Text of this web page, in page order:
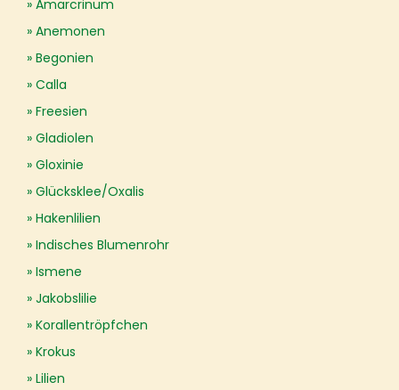
Amarcrinum
Anemonen
Begonien
Calla
Freesien
Gladiolen
Gloxinie
Glücksklee/Oxalis
Hakenlilien
Indisches Blumenrohr
Ismene
Jakobslilie
Korallentröpfchen
Krokus
Lilien